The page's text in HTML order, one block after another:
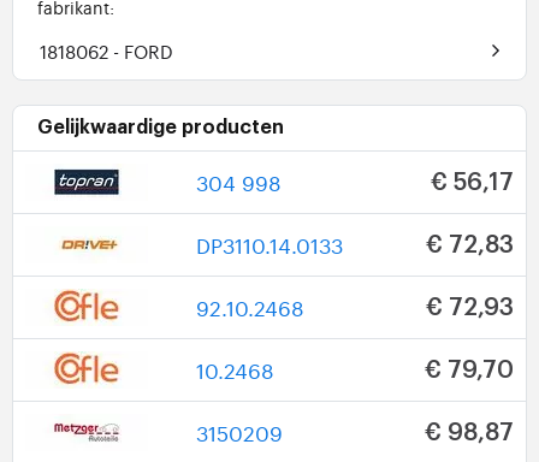
fabrikant:
1818062 - FORD
Gelijkwaardige producten
304 998 € 56,17
DP3110.14.0133 € 72,83
92.10.2468 € 72,93
10.2468 € 79,70
3150209 € 98,87